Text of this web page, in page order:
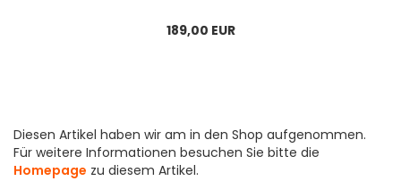
189,00 EUR
Diesen Artikel haben wir am in den Shop aufgenommen.
Für weitere Informationen besuchen Sie bitte die
Homepage zu diesem Artikel.